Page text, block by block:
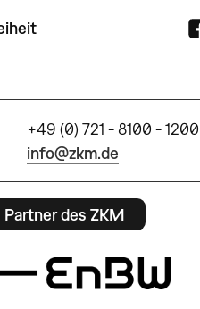
+49 (0) 721 - 8100 - 1200
info@zkm.de
Partner des ZKM